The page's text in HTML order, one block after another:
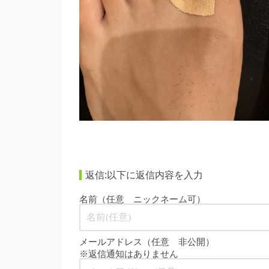
返信:以下に返信内容を入力
名前（任意 ニックネーム可）
メールアドレス（任意 非公開）
※返信通知はありません